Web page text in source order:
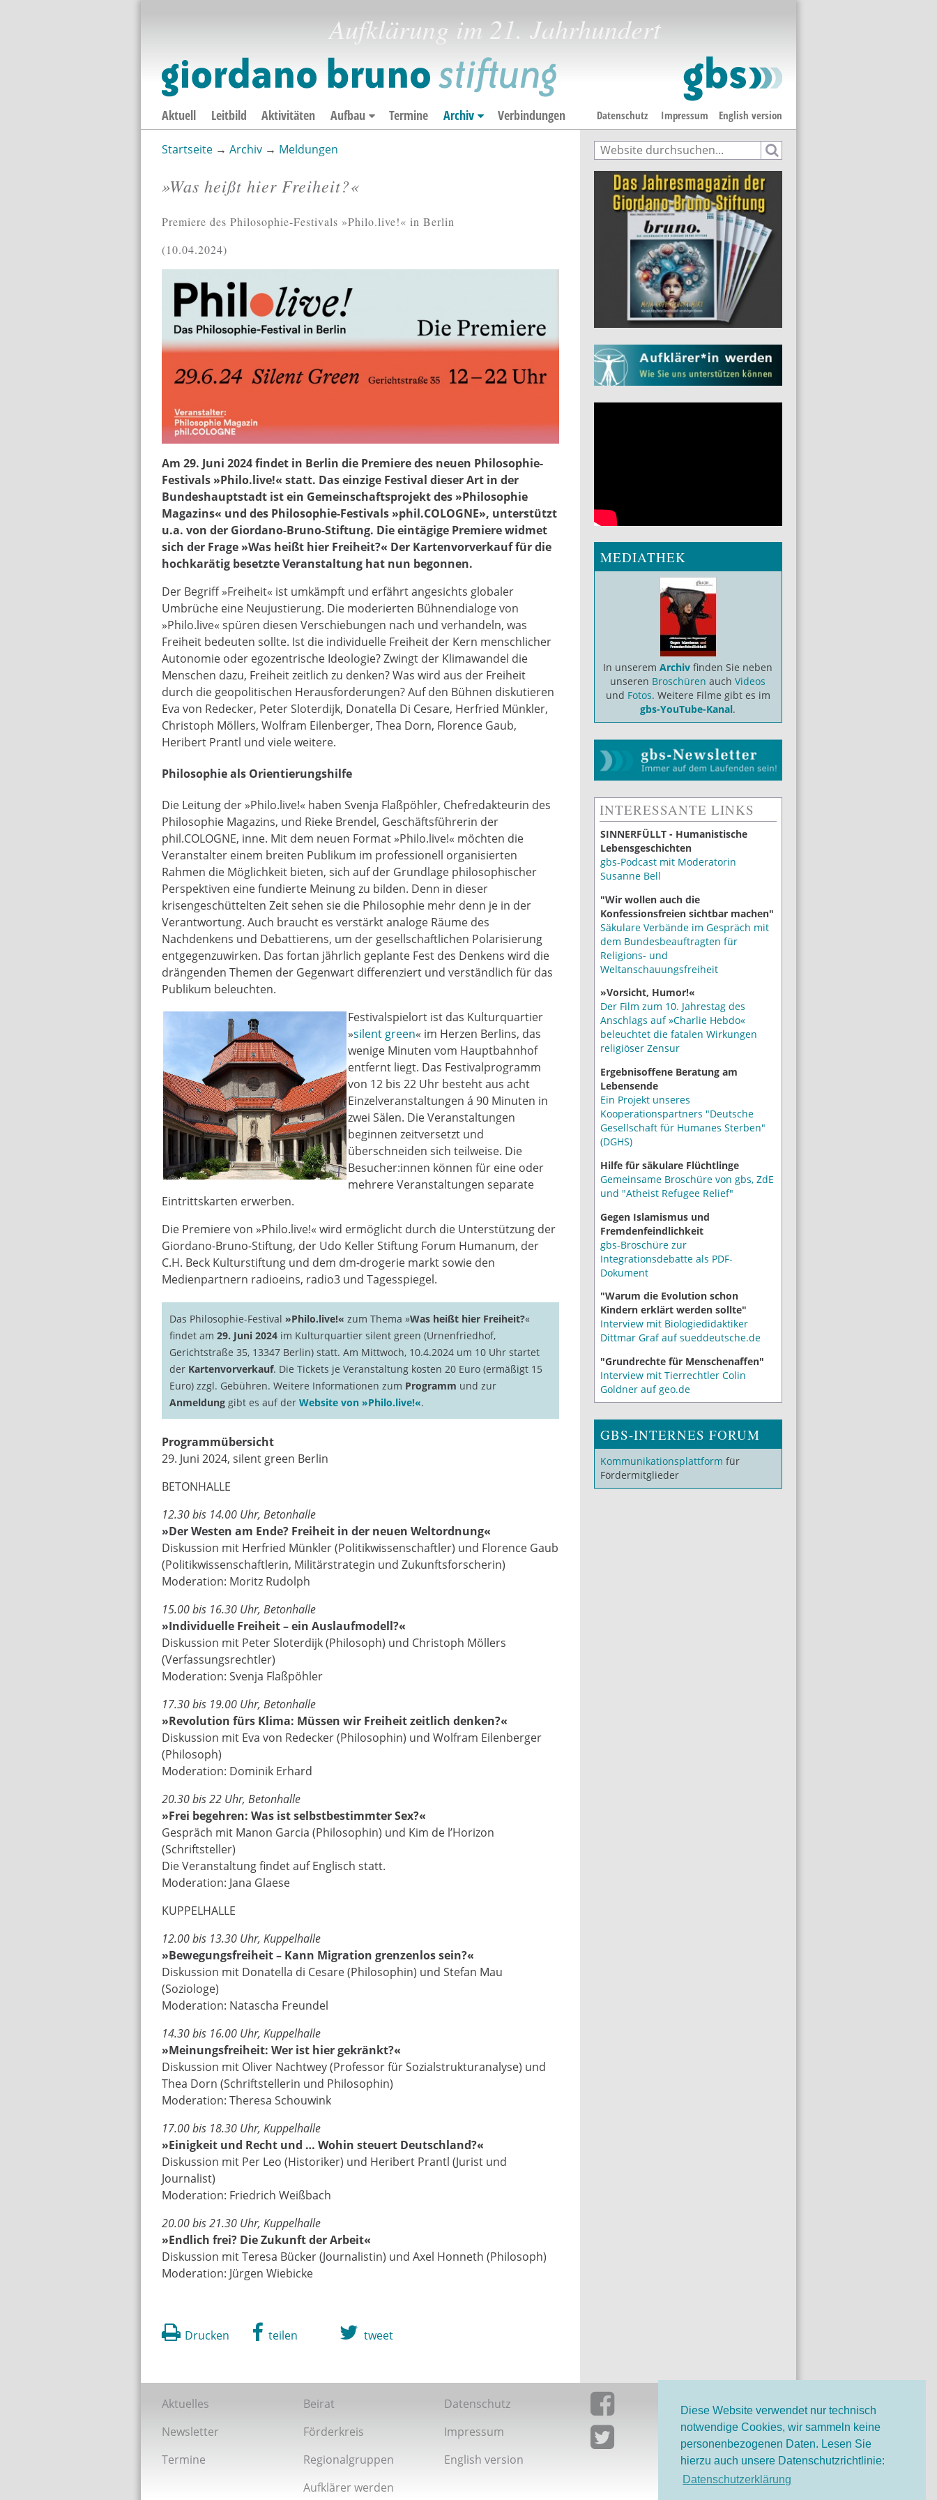
Diese Website verwendet nur technisch
notwendige Cookies, wir sammeln keine
personenbezogenen Daten. Lesen Sie
hierzu auch unsere Datenschutzrichtlinie:
Datenschutzerklärung
Aufklärung im 21. Jahrhundert
English version
Aktuell Leitbild Aktivitäten Aufbau Termine Archiv Verbindungen Datenschutz Impressum
Startseite→ Archiv→ Meldungen
»Was heißt hier Freiheit?«
Premiere des Philosophie-Festivals »Philo.live!« in Berlin
10.04.2024
startbanner_ab_10_april.jpeg
Am 29. Juni 2024 findet in Berlin die Premiere des neuen Philosophie-
Festivals »Philo.live!« statt. Das einzige Festival dieser Art in der
Bundeshauptstadt ist ein Gemeinschaftsprojekt des »Philosophie
Magazins« und des Philosophie-Festivals »phil.COLOGNE», unterstützt
u.a. von der Giordano-Bruno-Stiftung. Die eintägige Premiere widmet
sich der Frage »Was heißt hier Freiheit?« Der Kartenvorverkauf für die
hochkarätig besetzte Veranstaltung hat nun begonnen.
Der Begriff »Freiheit« ist umkämpft und erfährt angesichts globaler
Umbrüche eine Neujustierung. Die moderierten Bühnendialoge von
»Philo.live« spüren diesen Verschiebungen nach und verhandeln, was
Freiheit bedeuten sollte. Ist die individuelle Freiheit der Kern menschlicher
Autonomie oder egozentrische Ideologie? Zwingt der Klimawandel die
Menschen dazu, Freiheit zeitlich zu denken? Was wird aus der Freiheit
durch die geopolitischen Herausforderungen? Auf den Bühnen diskutieren
Eva von Redecker, Peter Sloterdijk, Donatella Di Cesare, Herfried Münkler,
Christoph Möllers, Wolfram Eilenberger, Thea Dorn, Florence Gaub,
Heribert Prantl und viele weitere.
Philosophie als Orientierungshilfe
Die Leitung der »Philo.live!« haben Svenja Flaßpöhler, Chefredakteurin des
Philosophie Magazins, und Rieke Brendel, Geschäftsführerin der
phil.COLOGNE, inne. Mit dem neuen Format »Philo.live!« möchten die
Veranstalter einem breiten Publikum im professionell organisierten
Rahmen die Möglichkeit bieten, sich auf der Grundlage philosophischer
Perspektiven eine fundierte Meinung zu bilden. Denn in dieser
krisengeschüttelten Zeit sehen sie die Philosophie mehr denn je in der
Verantwortung. Auch braucht es verstärkt analoge Räume des
Nachdenkens und Debattierens, um der gesellschaftlichen Polarisierung
entgegenzuwirken. Das fortan jährlich geplante Fest des Denkens wird die
drängenden Themen der Gegenwart differenziert und verständlich für das
Publikum beleuchten.
Festivalspielort ist das Kulturquartier
»silent green« im Herzen Berlins, das
wenige Minuten vom Hauptbahnhof
entfernt liegt. Das Festivalprogramm
von 12 bis 22 Uhr besteht aus acht
Einzelveranstaltungen á 90 Minuten in
zwei Sälen. Die Veranstaltungen
beginnen zeitversetzt und
überschneiden sich teilweise. Die
Besucher:innen können für eine oder
mehrere Veranstaltungen separate
Eintrittskarten erwerben.
Die Premiere von »Philo.live!« wird ermöglicht durch die Unterstützung der
Giordano-Bruno-Stiftung, der Udo Keller Stiftung Forum Humanum, der
C.H. Beck Kulturstiftung und dem dm-drogerie markt sowie den
Medienpartnern radioeins, radio3 und Tagesspiegel.
Das Philosophie-Festival »Philo.live!« zum Thema »Was heißt hier Freiheit?«
findet am29. Juni 2024 im Kulturquartier silent green (Urnenfriedhof,
Gerichtstraße 35, 13347 Berlin) statt. Am Mittwoch, 10.4.2024 um 10 Uhr startet
der Kartenvorverkauf. Die Tickets je Veranstaltung kosten 20 Euro (ermäßigt 15
Euro) zzgl. Gebühren. Weitere Informationen zum Programm und zur
Anmeldung gibt es auf derWebsite von »Philo.live!«.
Programmübersicht
29. Juni 2024, silent green Berlin
BETONHALLE
12.30 bis 14.00 Uhr, Betonhalle
»Der Westen am Ende? Freiheit in der neuen Weltordnung«
Diskussion mit Herfried Münkler (Politikwissenschaftler) und Florence Gaub
(Politikwissenschaftlerin, Militärstrategin und Zukunftsforscherin)
Moderation: Moritz Rudolph
15.00 bis 16.30 Uhr, Betonhalle
»Individuelle Freiheit – ein Auslaufmodell?«
Diskussion mit Peter Sloterdijk (Philosoph) und Christoph Möllers
(Verfassungsrechtler)
Moderation: Svenja Flaßpöhler
17.30 bis 19.00 Uhr, Betonhalle
»Revolution fürs Klima: Müssen wir Freiheit zeitlich denken?«
Diskussion mit Eva von Redecker (Philosophin) und Wolfram Eilenberger
(Philosoph)
Moderation: Dominik Erhard
20.30 bis 22 Uhr, Betonhalle
»Frei begehren: Was ist selbstbestimmter Sex?«
Gespräch mit Manon Garcia (Philosophin) und Kim de l’Horizon
(Schriftsteller)
Die Veranstaltung findet auf Englisch statt.
Moderation: Jana Glaese
KUPPELHALLE
12.00 bis 13.30 Uhr, Kuppelhalle
»Bewegungsfreiheit – Kann Migration grenzenlos sein?«
Diskussion mit Donatella di Cesare (Philosophin) und Stefan Mau
(Soziologe)
Moderation: Natascha Freundel
14.30 bis 16.00 Uhr, Kuppelhalle
»Meinungsfreiheit: Wer ist hier gekränkt?«
Diskussion mit Oliver Nachtwey (Professor für Sozialstrukturanalyse) und
Thea Dorn (Schriftstellerin und Philosophin)
Moderation: Theresa Schouwink
17.00 bis 18.30 Uhr, Kuppelhalle
»Einigkeit und Recht und … Wohin steuert Deutschland?«
Diskussion mit Per Leo (Historiker) und Heribert Prantl (Jurist und
Journalist)
Moderation: Friedrich Weißbach
20.00 bis 21.30 Uhr, Kuppelhalle
»Endlich frei? Die Zukunft der Arbeit«
Diskussion mit Teresa Bücker (Journalistin) und Axel Honneth (Philosoph)
Moderation: Jürgen Wiebicke
Drucken teilen tweet
Suchformular
Suche
MEDIATHEK
In unseremArchiv finden Sie neben
unseren Broschüren auch Videos
und Fotos. Weitere Filme gibt es im
gbs-YouTube-Kanal.
INTERESSANTE LINKS
SINNERFÜLLT - Humanistische
Lebensgeschichten
gbs-Podcast mit Moderatorin
Susanne Bell
"Wir wollen auch die
Konfessionsfreien sichtbar machen"
Säkulare Verbände im Gespräch mit
dem Bundesbeauftragten für
Religions- und
Weltanschauungsfreiheit
»Vorsicht, Humor!«
Der Film zum 10. Jahrestag des
Anschlags auf »Charlie Hebdo«
beleuchtet die fatalen Wirkungen
religiöser Zensur
Ergebnisoffene Beratung am
Lebensende
Ein Projekt unseres
Kooperationspartners "Deutsche
Gesellschaft für Humanes Sterben"
(DGHS)
Hilfe für säkulare Flüchtlinge
Gemeinsame Broschüre von gbs, ZdE
und "Atheist Refugee Relief"
Gegen Islamismus und
Fremdenfeindlichkeit
gbs-Broschüre zur
Integrationsdebatte als PDF-
Dokument
"Warum die Evolution schon
Kindern erklärt werden sollte"
Interview mit Biologiedidaktiker
Dittmar Graf auf sueddeutsche.de
"Grundrechte für Menschenaffen"
Interview mit Tierrechtler Colin
Goldner auf geo.de
GBS-INTERNES FORUM
Kommunikationsplattform für
Fördermitglieder
Giordano-Bruno-Stiftung auf
Facebook
Giordano-Bruno-Stiftung bei
Aktuelles
Newsletter
Termine
Beirat
Förderkreis
Regionalgruppen
Aufklärer werden
Datenschutz
Impressum
English version